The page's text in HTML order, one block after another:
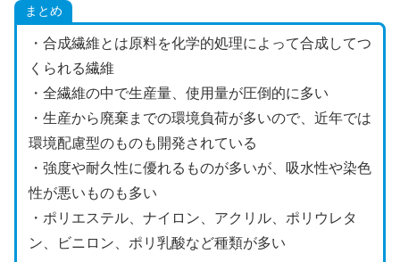
まとめ
・合成繊維とは原料を化学的処理によって合成してつ
くられる繊維
・全繊維の中で生産量、使用量が圧倒的に多い
・生産から廃棄までの環境負荷が多いので、近年では
環境配慮型のものも開発されている
・強度や耐久性に優れるものが多いが、吸水性や染色
性が悪いものも多い
・ポリエステル、ナイロン、アクリル、ポリウレタ
ン、ビニロン、ポリ乳酸など種類が多い